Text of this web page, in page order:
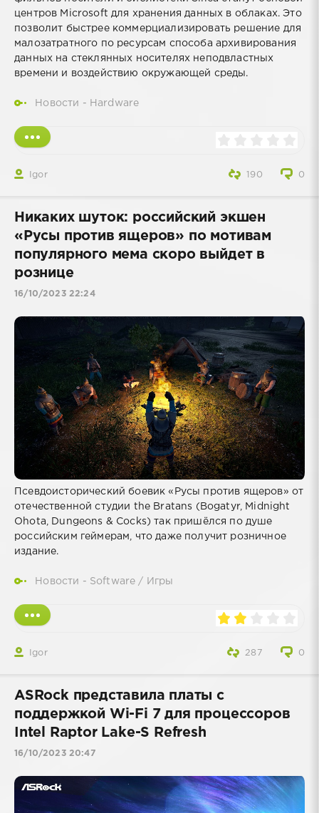
центров Microsoft для хранения данных в облаках. Это
позволит быстрее коммерциализировать решение для
малозатратного по ресурсам способа архивирования
данных на стеклянных носителях неподвластных
времени и воздействию окружающей среды.
Новости - Hardware
Igor 0
190
Никаких шуток: российский экшен
«Русы против ящеров» по мотивам
популярного мема скоро выйдет в
рознице
16/10/2023 22:24
Псевдоисторический боевик «Русы против ящеров» от
отечественной студии the Bratans (Bogatyr, Midnight
Ohota, Dungeons & Cocks) так пришёлся по душе
российским геймерам, что даже получит розничное
издание.
Новости - Software / Игры
Igor 0
287
ASRock представила платы с
поддержкой Wi-Fi 7 для процессоров
Intel Raptor Lake-S Refresh
16/10/2023 20:47